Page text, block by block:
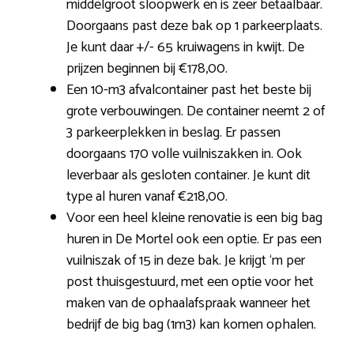
middelgroot sloopwerk en is zeer betaalbaar.
Doorgaans past deze bak op 1 parkeerplaats.
Je kunt daar +/- 65 kruiwagens in kwijt. De
prijzen beginnen bij €178,00.
Een 10-m3 afvalcontainer past het beste bij
grote verbouwingen. De container neemt 2 of
3 parkeerplekken in beslag. Er passen
doorgaans 170 volle vuilniszakken in. Ook
leverbaar als gesloten container. Je kunt dit
type al huren vanaf €218,00.
Voor een heel kleine renovatie is een big bag
huren in De Mortel ook een optie. Er pas een
vuilniszak of 15 in deze bak. Je krijgt ‘m per
post thuisgestuurd, met een optie voor het
maken van de ophaalafspraak wanneer het
bedrijf de big bag (1m3) kan komen ophalen.